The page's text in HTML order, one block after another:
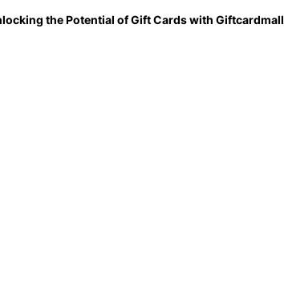
the Potential of Gift Cards with Giftcardmall